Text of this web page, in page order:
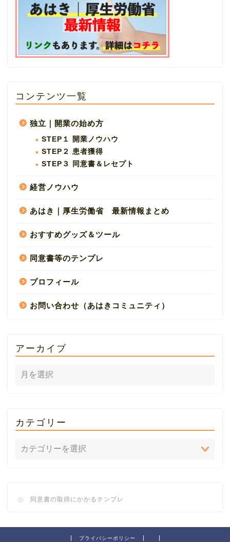
コンテンツ一覧
独立｜開業の始め方
STEP１ 開業ノウハウ
STEP２ 患者獲得
STEP３ 同意書＆レセプト
経営ノウハウ
あはき｜厚生労働省 最新情報まとめ
おすすめグッズ＆ツール
同意書等のテンプレ
プロフィール
お問い合わせ（あはきコミュニティ）
アーカイブ
カテゴリー
同意書の取得にかかるテンプレ
プライバシーポリシー